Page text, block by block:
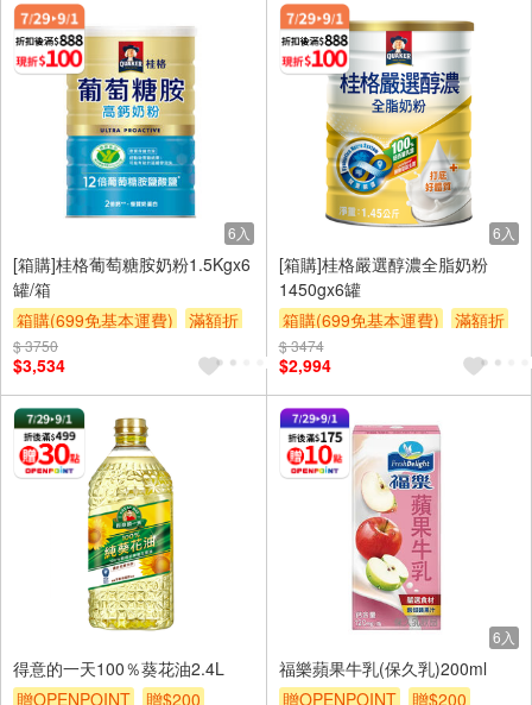
6入
[箱購]桂格葡萄糖胺奶粉1.5Kgx6
罐/箱
箱購(699免基本運費)
滿額折
贈$200
$ 3750
$3,534
6入
[箱購]桂格嚴選醇濃全脂奶粉
1450gx6罐
箱購(699免基本運費)
滿額折
贈$200
$ 3474
$2,994
得意的一天100％葵花油2.4L
贈OPENPOINT
贈$200
6入
福樂蘋果牛乳(保久乳)200ml
贈OPENPOINT
贈$200